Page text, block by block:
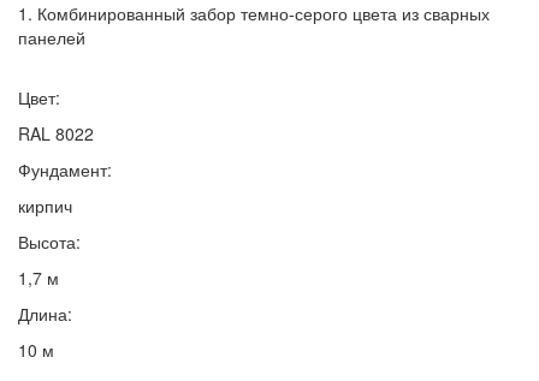
1. Комбинированный забор темно-серого цвета из сварных
панелей
Цвет:
RAL 8022
Фундамент:
кирпич
Высота:
1,7 м
Длина:
10 м